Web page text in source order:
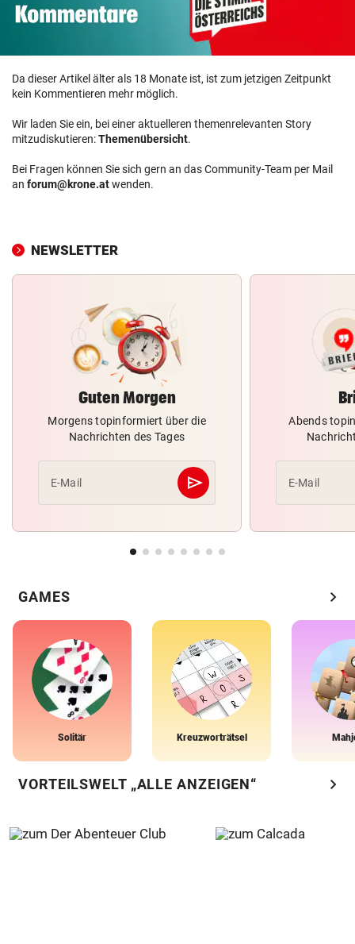
Da dieser Artikel älter als 18 Monate ist, ist zum jetzigen Zeitpunkt
kein Kommentieren mehr möglich.
Wir laden Sie ein, bei einer aktuelleren themenrelevanten Story
mitzudiskutieren:Themenübersicht.
Bei Fragen können Sie sich gern an das Community-Team per Mail
an forum@krone.atwenden.
NEWSLETTER
Guten Morgen
Morgens topinformiert über die
Nachrichten des Tages
E-Mail send
Abschicken
Abends
E-Mail
GAMES chevron_right
Solitär Kreuzworträtsel
VORTEILSWELT „ALLE ANZEIGEN“ chevron_right